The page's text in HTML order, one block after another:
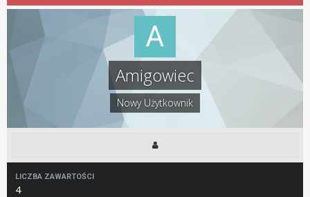
Amigowiec
Nowy Użytkownik
LICZBA ZAWARTOŚCI
4